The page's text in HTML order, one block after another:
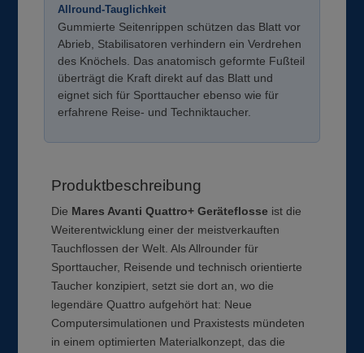
Allround-Tauglichkeit
Gummierte Seitenrippen schützen das Blatt vor
Abrieb, Stabilisatoren verhindern ein Verdrehen
des Knöchels. Das anatomisch geformte Fußteil
überträgt die Kraft direkt auf das Blatt und
eignet sich für Sporttaucher ebenso wie für
erfahrene Reise- und Techniktaucher.
Produktbeschreibung
Die Mares Avanti Quattro+ Geräteflosse ist die
Weiterentwicklung einer der meistverkauften
Tauchflossen der Welt. Als Allrounder für
Sporttaucher, Reisende und technisch orientierte
Taucher konzipiert, setzt sie dort an, wo die
legendäre Quattro aufgehört hat: Neue
Computersimulationen und Praxistests mündeten
in einem optimierten Materialkonzept, das die